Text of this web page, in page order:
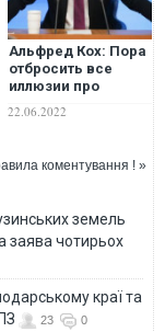
Альфред Кох: Пора
отбросить все
иллюзии про
"избежание
эскалации
находится на
зверства
22.06.2022
коментування ! »
земель
заява чотирьох
краї та
23 0